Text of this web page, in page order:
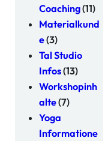
Coaching(11)
Materialkund
e(3)
Tal Studio
Infos(13)
Workshopinh
alte(7)
Yoga
Informatione